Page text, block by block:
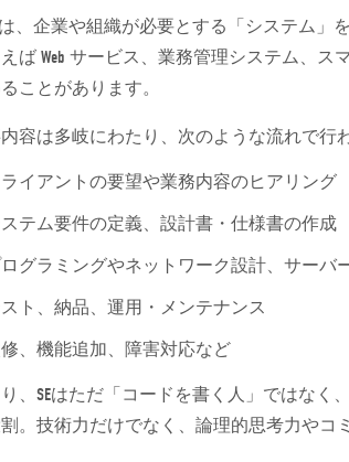
は、企業や組織が必要とする「システム」
ば Web サービス、業務管理システム、
ことがあります。
容は多岐にわたり、次のような流れで行
イアントの要望や業務内容のヒアリング
テム要件の定義、設計書・仕様書の作成
グラミングやネットワーク設計、サーバ
ト、納品、運用・メンテナンス
、機能追加、障害対応など
、SEはただ「コードを書く人」ではな
。技術力だけでなく、論理的思考力やコ